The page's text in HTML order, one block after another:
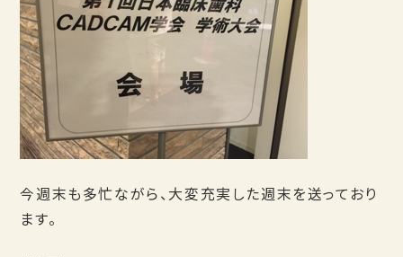
今週末も多忙ながら、大変充実した週末を送っており
ます。